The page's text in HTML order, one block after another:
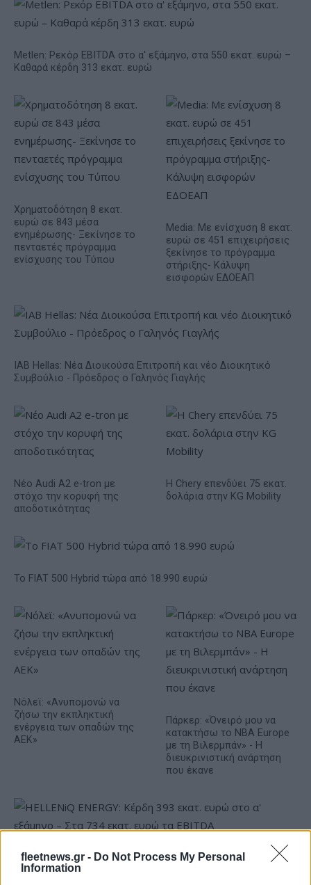
fleetnews.gr - Do Not Process My Personal
Information
Metlen: Ρεκόρ EBITDA στο α' εξάμηνο, στα 550 εκατ. ευρώ –
Καθαρά κέρδη 313 εκατ. ευρώ
Χρηματοδότηση 8 εκατ.
ευρώ σε 843 μέσα
ενημέρωσης- Ξεκίνησε το
πενταετές πρόγραμμα
ενίσχυσης του Τύπου
Media: Με ενίσχυση 8 εκατ.
ευρώ σε 451 επιχειρήσεις
ξεκίνησε το πρόγραμμα
στήριξης- Κάλυψη
εισφορών ΕΔΟΕΑΠ
IAB Hellas: Νέα Διοικούσα Επιτροπή και νέο Διοικητικό
Συμβούλιο - Πρόεδρος ο Γαληνός Γιαγλής
Νέο Audi A2 e-tron με
στόχο την κορυφή της
αποδοτικότητας
Η Chery επενδύει 75 εκατ.
δολάρια στην KG Mobility
Το FIAT 500 Hybrid τώρα από 18.990 ευρώ
Νόλεϊ: «Ανυπομονώ να
ζήσω την εκπληκτική
ενέργεια των οπαδών της
ΑΕΚ»
Πάρκερ: «Όνειρό μου να
κατακτήσω το ΝΒΑ Europe
με τη Βιλερμπάν» - Η
διευκρινιστική ανάρτηση
που έκανε
HELLENiQ ENERGY: Κέρδη 393 εκατ. ευρώ στο α' εξάμηνο –
Στα 734 εκατ. ευρώ τα EBITDA